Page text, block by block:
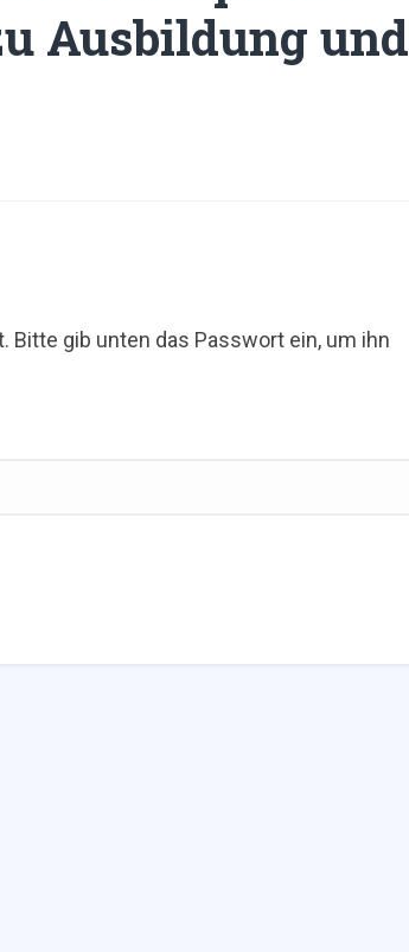
Ausbildung und
gib unten das Passwort ein, um ihn